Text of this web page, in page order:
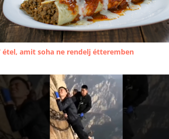
étel, amit soha ne rendelj étteremben